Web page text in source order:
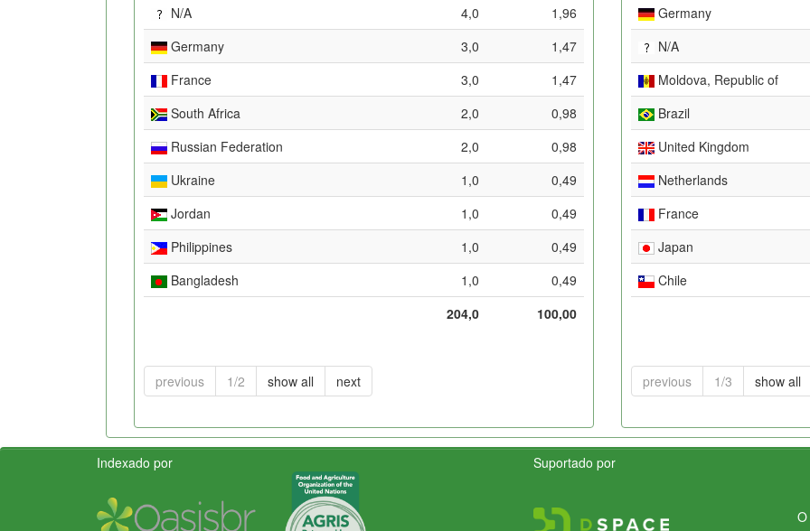
N/A
4,0
1,96
Germany
3,0
1,47
France
3,0
1,47
South Africa
2,0
0,98
Russian Federation
2,0
0,98
Ukraine
1,0
0,49
Jordan
1,0
0,49
Philippines
1,0
0,49
Bangladesh
1,0
0,49
204,0
100,00
previous 1/2 show all next
Germany
N/A
Moldova, Republic of
Brazil
United Kingdom
Netherlands
France
Japan
Chile
previous 1/3 show all
Indexado por Suportado por